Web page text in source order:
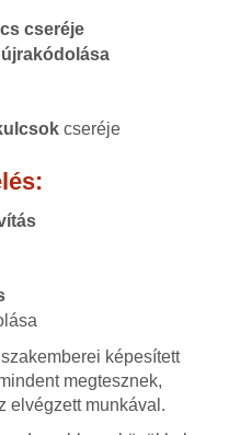
cseréje
cseréje
képesített
megtesznek,
elvégzett munkával.